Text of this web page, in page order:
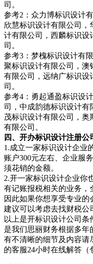
司。
参考2：众力博标识设计
欣慧标识设计有限公司
计有限公司，西麟标识设
司。
参考3：梦槐标识设计有
聚标识设计有限公司，澳
有限公司，远纳广标识设
司。
参考4：勇起通盈标识设
司，中成韵德标识设计有
茂标识设计有限公司，
有限公司。
四、开办标识设计注册公
1.成立一家标识设计企业
账户300元左右、企业服
须花销的金额。
2.开一家标识设计企业你
有记账报税相关的业务，
因此如果你想享受专业
建议可以考虑去找财税公
以上是开标识设计公司
是我们思丽财务根据多
有不清晰的细节及内容请
的客服24小时在线解答（